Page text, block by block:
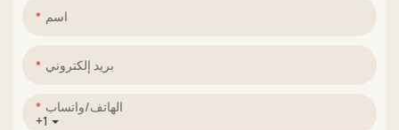
اسم
بريد إلكتروني
+1
الهاتف/واتساب